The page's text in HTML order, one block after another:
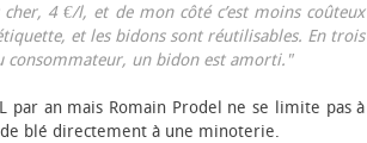
4 €/l, et de mon côté c’est moins coûteux
et les bidons sont réutilisables. En trois
consommateur, un bidon est amorti."
par an mais Romain Prodel ne se limite pas à
blé directement à une minoterie.